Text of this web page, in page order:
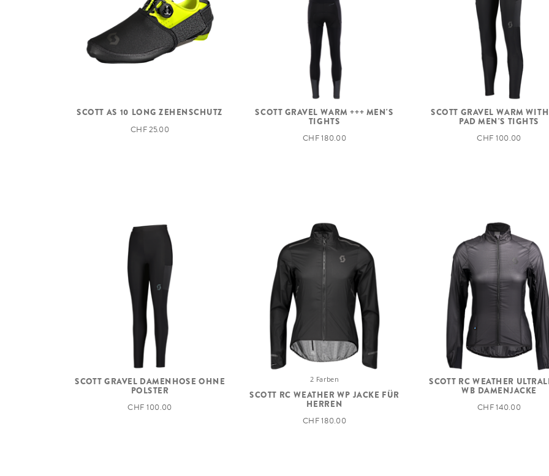
SCOTT AS 10 LONG ZEHENSCHUTZ
CHF 25.00
SCOTT GRAVEL WARM +++ MEN'S
TIGHTS
CHF 180.00
SCOTT GRAVEL WARM
PAD MEN'S TIGHTS
CHF 100.00
SCOTT GRAVEL DAMENHOSE OHNE
POLSTER
CHF 100.00
2 Farben
SCOTT RC WEATHER WP JACKE FÜR
HERREN
CHF 180.00
SCOTT RC WEATHER
WB DAMENJACKE
CHF 140.00